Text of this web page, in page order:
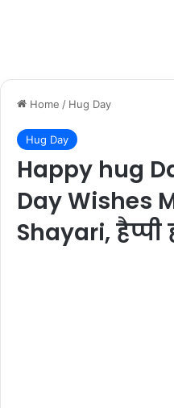
Home / Hug Day
Hug Day
Happy hug
Day Wishes
Shayari, हैप्पी